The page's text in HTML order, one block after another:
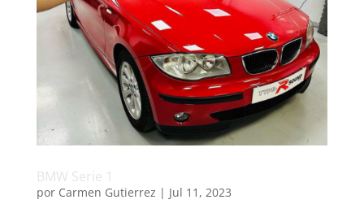
BMW Serie 1
por Carmen Gutierrez | Jul 11, 2023